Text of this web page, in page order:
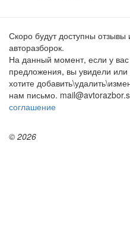
Скоро будут доступны
авторазборок.
На данный момент, если у
предложения, вы увидели или
хотите
нам письмо.
соглашение
© 2026